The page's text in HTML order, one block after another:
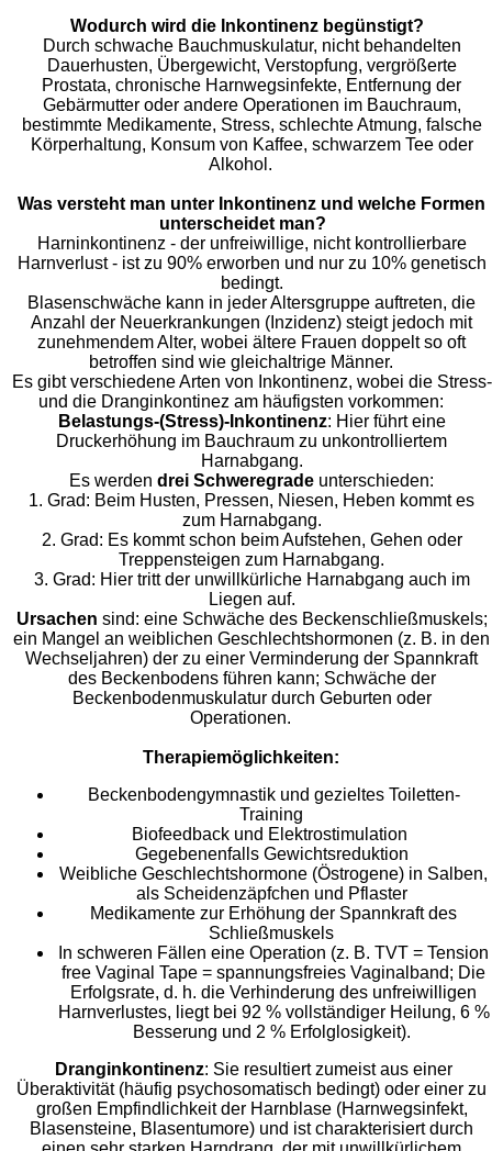
Wodurch wird die Inkontinenz begünstigt?
Durch schwache Bauchmuskulatur, nicht behandelten
Dauerhusten, Übergewicht, Verstopfung, vergrößerte
Prostata, chronische Harnwegsinfekte, Entfernung der
Gebärmutter oder andere Operationen im Bauchraum,
bestimmte Medikamente, Stress, schlechte Atmung, falsche
Körperhaltung, Konsum von Kaffee, schwarzem Tee oder
Alkohol.
Was versteht man unter Inkontinenz und welche Formen
unterscheidet man?
Harninkontinenz - der unfreiwillige, nicht kontrollierbare
Harnverlust - ist zu 90% erworben und nur zu 10% genetisch
bedingt.
Blasenschwäche kann in jeder Altersgruppe auftreten, die
Anzahl der Neuerkrankungen (Inzidenz) steigt jedoch mit
zunehmendem Alter, wobei ältere Frauen doppelt so oft
betroffen sind wie gleichaltrige Männer.
Es gibt verschiedene Arten von Inkontinenz, wobei die Stress-
und die Dranginkontinez am häufigsten vorkommen:
Belastungs-(Stress)-Inkontinenz: Hier führt eine
Druckerhöhung im Bauchraum zu unkontrolliertem
Harnabgang.
Es werden drei Schweregrade unterschieden:
1. Grad: Beim Husten, Pressen, Niesen, Heben kommt es
zum Harnabgang.
2. Grad: Es kommt schon beim Aufstehen, Gehen oder
Treppensteigen zum Harnabgang.
3. Grad: Hier tritt der unwillkürliche Harnabgang auch im
Liegen auf.
Ursachen sind: eine Schwäche des Beckenschließmuskels;
ein Mangel an weiblichen Geschlechtshormonen (z. B. in den
Wechseljahren) der zu einer Verminderung der Spannkraft
des Beckenbodens führen kann; Schwäche der
Beckenbodenmuskulatur durch Geburten oder
Operationen.
Therapiemöglichkeiten:
Beckenbodengymnastik und gezieltes Toiletten-
Training
Biofeedback und Elektrostimulation
Gegebenenfalls Gewichtsreduktion
Weibliche Geschlechtshormone (Östrogene) in Salben,
als Scheidenzäpfchen und Pflaster
Medikamente zur Erhöhung der Spannkraft des
Schließmuskels
In schweren Fällen eine Operation (z. B. TVT = Tension
free Vaginal Tape = spannungsfreies Vaginalband; Die
Erfolgsrate, d. h. die Verhinderung des unfreiwilligen
Harnverlustes, liegt bei 92 % vollständiger Heilung, 6 %
Besserung und 2 % Erfolglosigkeit).
Dranginkontinenz: Sie resultiert zumeist aus einer
Überaktivität (häufig psychosomatisch bedingt) oder einer zu
großen Empfindlichkeit der Harnblase (Harnwegsinfekt,
Blasensteine, Blasentumore) und ist charakterisiert durch